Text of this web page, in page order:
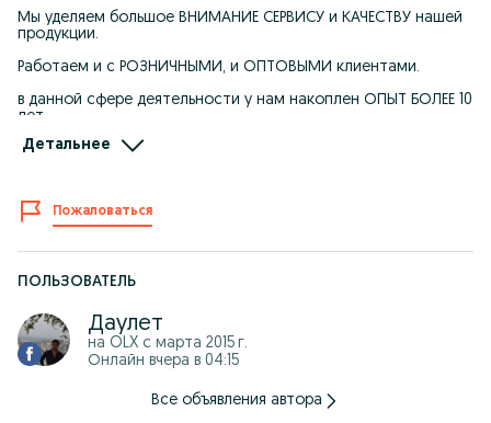
Мы уделяем большое ВНИМАНИЕ СЕРВИСУ и КАЧЕСТВУ нашей
продукции.
Работаем и с РОЗНИЧНЫМИ, и ОПТОВЫМИ клиентами.
в данной сфере деятельности у нам накоплен ОПЫТ БОЛЕЕ 10
лет
Мы производители, а НЕ ПОСРЕДНИКИ, и цены у нас на 30%
На все изделия - ГАРАНТИЯ 1 ГОД! В течение 12 месяцев при
появлении заводского дефекта мы делаем обмен
бракованного изделия на новую или возвращаем деньги.
Работаем по принципу "КУПИЛ - ЗАБЫЛ"
Ваше изделия УСТАНОВЯТ СПЕЦИАЛИСТЫ с опытом более 5
лет, за 1 час
Работаем с частниками и крупными компаниями полное
Детальнее
Пожаловаться
ПОЛЬЗОВАТЕЛЬ
Даулет
на OLX с марта 2015 г.
Онлайн вчера в 04:15
Все объявления автора